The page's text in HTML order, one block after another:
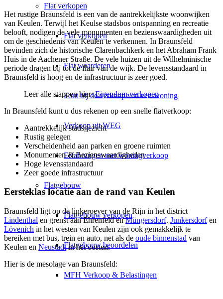
Flat verkopen
Flat verkopen
Flat waarderen
Fout bij de verkoop van een woning
Verkoop uit WEG
Erfahrungen met woningverkoop
Flatgebouw
Flatgebouw verkopen
Flatgebouw beoordelen
MFH Verkoop & Belastingen
Het rustige Braunsfeld is een van de aantrekkelijkste woonwijken
van Keulen. Terwijl het Keulse stadsbos ontspanning en recreatie
belooft, nodigen de vele monumenten en bezienswaardigheden uit
om de geschiedenis van Keulen te verkennen. In Braunsfeld
bevinden zich de historische Clarenbachkerk en het Abraham Frank
Huis in de Aachener Straße. De vele huizen uit de Wilhelminische
periode dragen bij tot de flair van de wijk. De levensstandaard in
Braunsfeld is hoog en de infrastructuur is zeer goed.
Leer alle stappen hier:Eigendom verkopen
In Braunsfeld kunt u dus rekenen op een snelle flatverkoop:
Aantrekkelijk stadsgezicht
Rustig gelegen
Verscheidenheid aan parken en groene ruimten
Monumenten & Bezienswaardigheden
Hoge levensstandaard
Zeer goede infrastructuur
Eersteklas locatie aan de rand van Keulen
Braunsfeld ligt op de linkeroever van de Rijn in het district
Lindenthal en grenst aan Ehrenfeld enMüngersdorf. Junkersdorfen
Lövenich in het westen van Keulen zijn ook gemakkelijk te
bereiken met bus, trein en auto, net als de oude binnenstad van
Keulen en Neustadtin het oosten.
Hier is de mesolage van Braunsfeld: